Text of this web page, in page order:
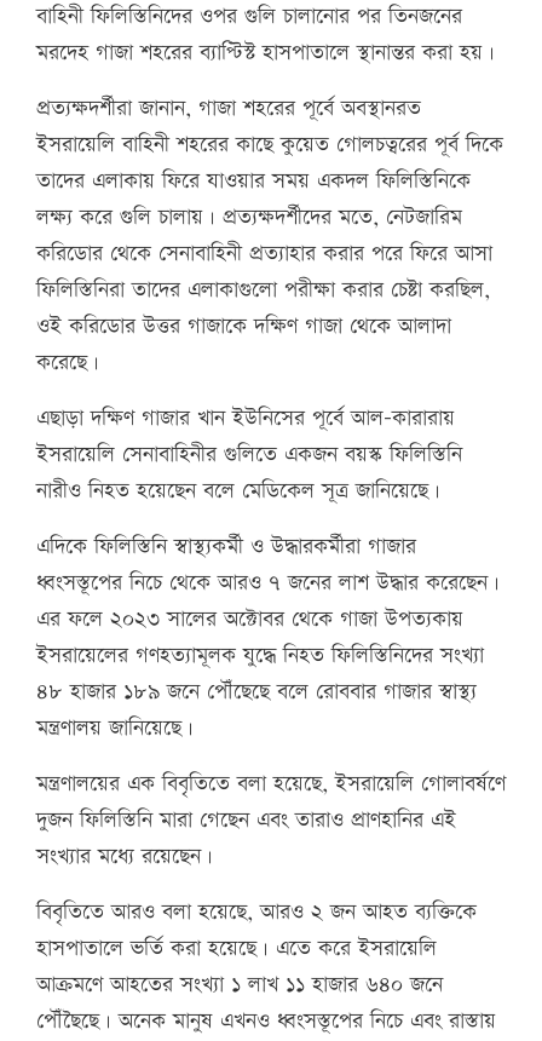
বাহিনী ফিলিস্তিনিদের ওপর গুলি চালানোর পর তিনজনের
মরদেহ গাজা শহরের ব্যাপ্টিস্ট হাসপাতালে স্থানান্তর করা হয়।
প্রত্যক্ষদর্শীরা জানান, গাজা শহরের পূর্বে অবস্থানরত
ইসরায়েলি বাহিনী শহরের কাছে কুয়েত গোলচত্বরের পূর্ব দিকে
তাদের এলাকায় ফিরে যাওয়ার সময় একদল ফিলিস্তিনিকে
লক্ষ্য করে গুলি চালায়। প্রত্যক্ষদর্শীদের মতে, নেটজারিম
করিডোর থেকে সেনাবাহিনী প্রত্যাহার করার পরে ফিরে আসা
ফিলিস্তিনিরা তাদের এলাকাগুলো পরীক্ষা করার চেষ্টা করছিল,
ওই করিডোর উত্তর গাজাকে দক্ষিণ গাজা থেকে আলাদা
করেছে।
এছাড়া দক্ষিণ গাজার খান ইউনিসের পূর্বে আল-কারারায়
ইসরায়েলি সেনাবাহিনীর গুলিতে একজন বয়স্ক ফিলিস্তিনি
নারীও নিহত হয়েছেন বলে মেডিকেল সূত্র জানিয়েছে।
এদিকে ফিলিস্তিনি স্বাস্থ্যকর্মী ও উদ্ধারকর্মীরা গাজার
ধ্বংসস্তূপের নিচে থেকে আরও ৭ জনের লাশ উদ্ধার করেছেন।
এর ফলে ২০২৩ সালের অক্টোবর থেকে গাজা উপত্যকায়
ইসরায়েলের গণহত্যামূলক যুদ্ধে নিহত ফিলিস্তিনিদের সংখ্যা
৪৮ হাজার ১৮৯ জনে পৌঁছেছে বলে রোববার গাজার স্বাস্থ্য
মন্ত্রণালয় জানিয়েছে।
মন্ত্রণালয়ের এক বিবৃতিতে বলা হয়েছে, ইসরায়েলি গোলাবর্ষণে
দুজন ফিলিস্তিনি মারা গেছেন এবং তারাও প্রাণহানির এই
সংখ্যার মধ্যে রয়েছেন।
বিবৃতিতে আরও বলা হয়েছে, আরও ২ জন আহত ব্যক্তিকে
হাসপাতালে ভর্তি করা হয়েছে। এতে করে ইসরায়েলি
আক্রমণে আহতের সংখ্যা ১ লাখ ১১ হাজার ৬৪০ জনে
পৌঁছৈছে। অনেক মানুষ এখনও ধ্বংসস্তূপের নিচে এবং রাস্তায়